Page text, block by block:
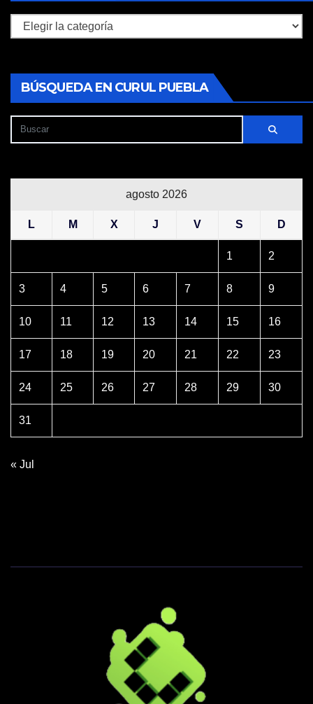
Secciones
BÚSQUEDA EN CURUL PUEBLA
agosto 2026
L M X J V S D
1 2
3 4 5 6 7 8 9
10 11 12 13 14 15 16
17 18 19 20 21 22 23
24 25 26 27 28 29 30
31
« Jul